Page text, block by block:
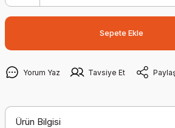
Sepete Ekle
Yorum Yaz Tavsiye Et
Ürün Bilgisi